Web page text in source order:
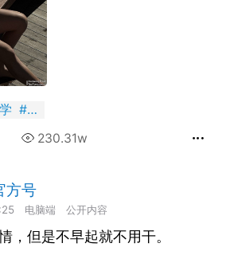
通用户发帖功能
#鸡汤
230.31w
方号
电脑端 公开内容
，但是不早起就不用干。